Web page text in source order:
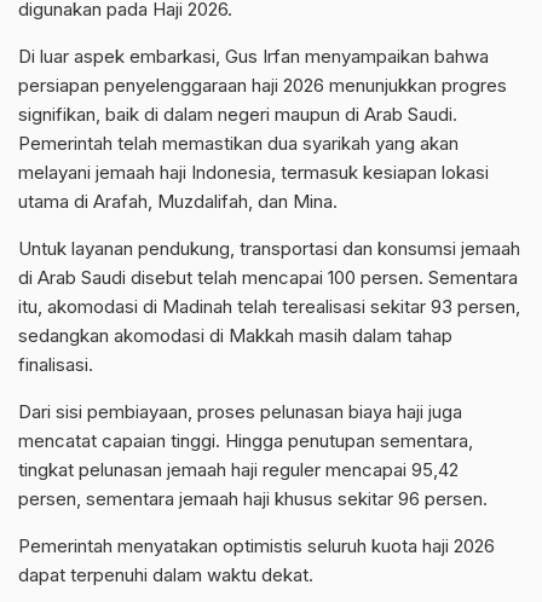
digunakan pada Haji 2026.
Di luar aspek embarkasi, Gus Irfan menyampaikan bahwa
persiapan penyelenggaraan haji 2026 menunjukkan progres
signifikan, baik di dalam negeri maupun di Arab Saudi.
Pemerintah telah memastikan dua syarikah yang akan
melayani jemaah haji Indonesia, termasuk kesiapan lokasi
utama di Arafah, Muzdalifah, dan Mina.
Untuk layanan pendukung, transportasi dan konsumsi jemaah
di Arab Saudi disebut telah mencapai 100 persen. Sementara
itu, akomodasi di Madinah telah terealisasi sekitar 93 persen,
sedangkan akomodasi di Makkah masih dalam tahap
finalisasi.
Dari sisi pembiayaan, proses pelunasan biaya haji juga
mencatat capaian tinggi. Hingga penutupan sementara,
tingkat pelunasan jemaah haji reguler mencapai 95,42
persen, sementara jemaah haji khusus sekitar 96 persen.
Pemerintah menyatakan optimistis seluruh kuota haji 2026
dapat terpenuhi dalam waktu dekat.